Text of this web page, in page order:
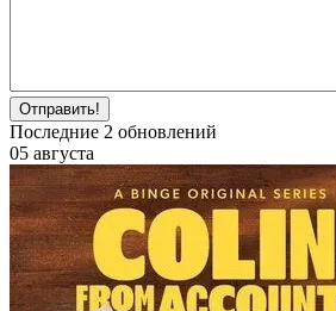
Отправить!
Последние 2 обновлений
05 августа